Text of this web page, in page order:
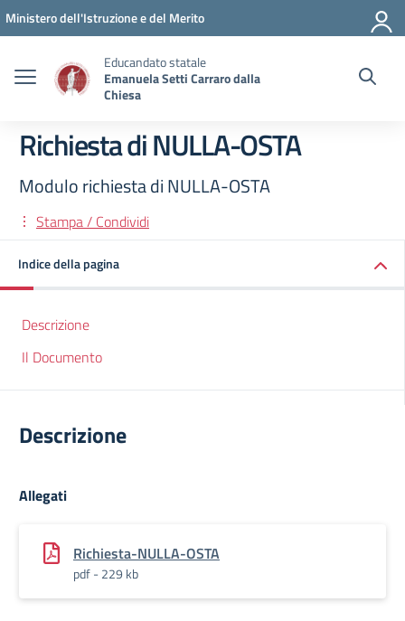
Vai ai contenuti
Vai al menu di navigazione
Vai al footer
Ministero dell'Istruzione e del Merito
Educandato statale
Emanuela Setti Carraro dalla
Chiesa
Richiesta di NULLA-OSTA
Modulo richiesta di NULLA-OSTA
Stampa / Condividi
Indice della pagina
Descrizione
Il Documento
Descrizione
Allegati
Richiesta-NULLA-OSTA
pdf - 229 kb